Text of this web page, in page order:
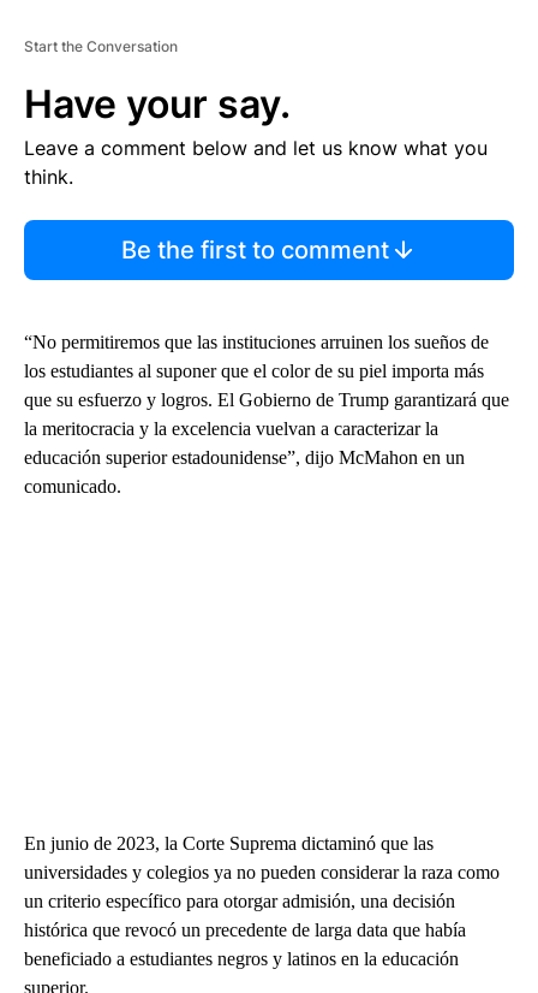
Start the Conversation
Have your say.
Leave a comment below and let us know what you
think.
Be the first to comment
“No permitiremos que las instituciones arruinen los sueños de
los estudiantes al suponer que el color de su piel importa más
que su esfuerzo y logros. El Gobierno de Trump garantizará que
la meritocracia y la excelencia vuelvan a caracterizar la
educación superior estadounidense”, dijo McMahon en un
comunicado.
En junio de 2023, la Corte Suprema dictaminó que las
universidades y colegios ya no pueden considerar la raza como
un criterio específico para otorgar admisión, una decisión
histórica que revocó un precedente de larga data que había
beneficiado a estudiantes negros y latinos en la educación
superior.